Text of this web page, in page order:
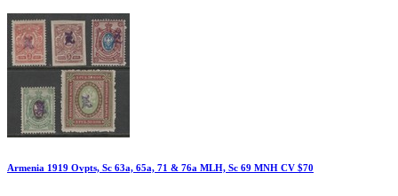
Armenia 1919 Ovpts, Sc 63a, 65a, 71 & 76a MLH, Sc 69 MNH CV $70